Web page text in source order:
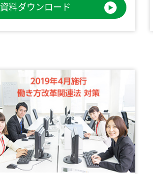
資料ダウンロード